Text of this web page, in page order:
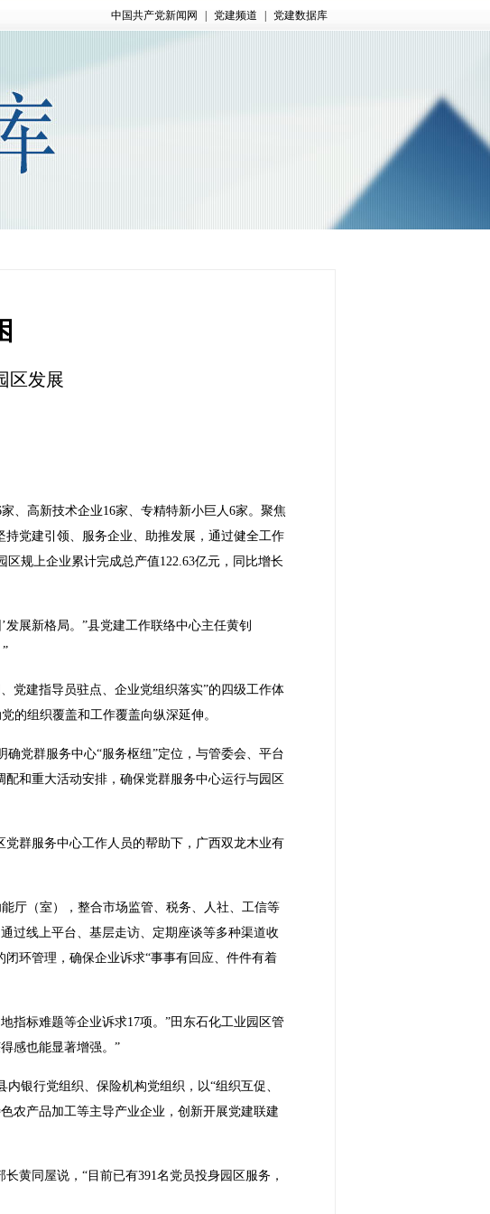
中国共产党新闻网 党建频道 党建数据库
区发展
、高新技术企业16家、专精特新小巨人6家。聚焦
党建引领、服务企业、助推发展，通过健全工作
规上企业累计完成总产值122.63亿元，同比增长
展新格局。”县党建工作联络中心主任黄钊
党建指导员驻点、企业党组织落实”的四级工作体
的组织覆盖和工作覆盖向纵深延伸。
党群服务中心“服务枢纽”定位，与管委会、平台
和重大活动安排，确保党群服务中心运行与园区
群服务中心工作人员的帮助下，广西双龙木业有
厅（室），整合市场监管、税务、人社、工信等
过线上平台、基层走访、定期座谈等多种渠道收
环管理，确保企业诉求“事事有回应、件件有着
指标难题等企业诉求17项。”田东石化工业园区管
感也能显著增强。”
银行党组织、保险机构党组织，以“组织互促、
农产品加工等主导产业企业，创新开展党建联建
黄同屋说，“目前已有391名党员投身园区服务，